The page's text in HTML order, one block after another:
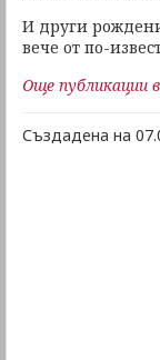
И други
вече от по-
Още публикации
Създадена на